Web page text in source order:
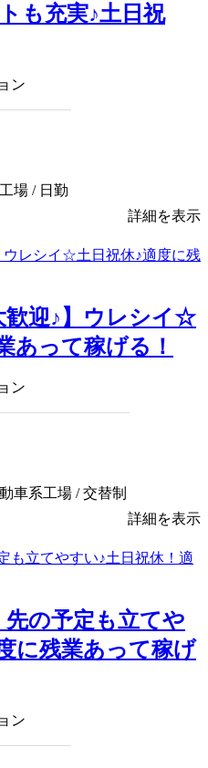
も充実♪土日祝
ン
場 / 日勤
詳細を表示
歓迎♪】ウレシイ☆
あって稼げる！
ン
車系工場 / 交替制
詳細を表示
の予定も立てや
に残業あって稼げ
ン